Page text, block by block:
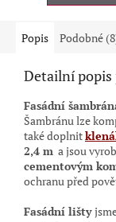
Popis Podobné
Detailní
Fasádní
Šambránu lze
také doplnit
2,4 m a jsou
cementovým
ochranu před
Fasádní lišty